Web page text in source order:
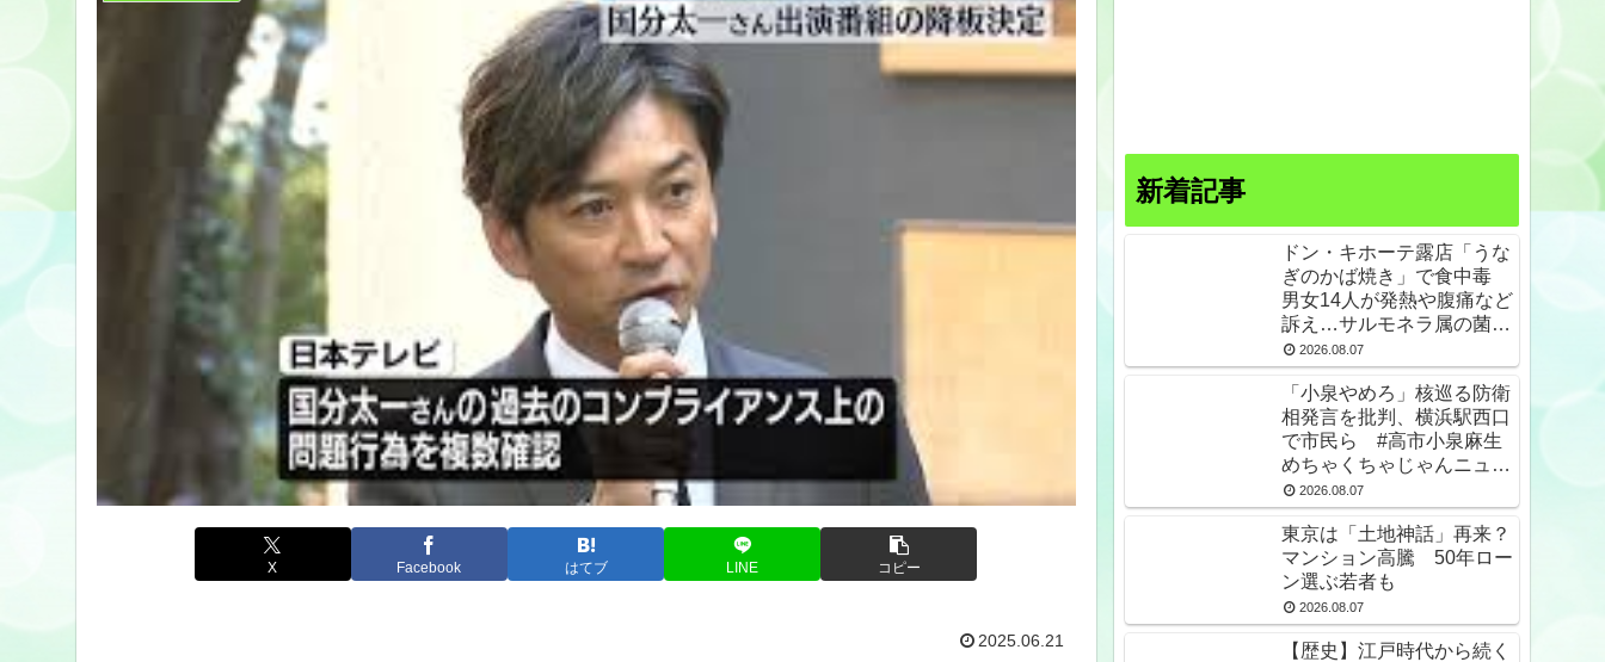
X Facebook はてブ LINE コピー
2025.06.21
新着記事
ドン・キホーテ露店「うな
ぎのかば焼き」で食中毒
男女14人が発熱や腹痛など
訴え…サルモネラ属の菌検
出2026.08.07
「小泉やめろ」核巡る防衛
相発言を批判、横浜駅西口
で市民ら #高市小泉麻生
めちゃくちゃじゃんニュー
スdeプロテスト
2026.08.07
東京は「土地神話」再来？
マンション高騰 50年ロー
ン選ぶ若者も
2026.08.07
【歴史】江戸時代から続く